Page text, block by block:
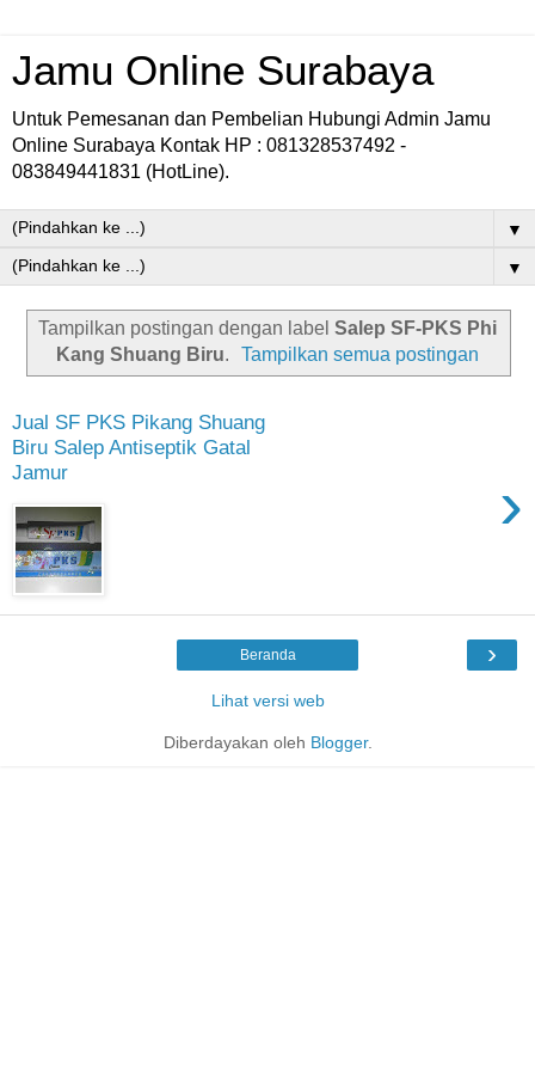
Jamu Online Surabaya
Untuk Pemesanan dan Pembelian Hubungi Admin Jamu
Online Surabaya Kontak HP : 081328537492 -
083849441831 (HotLine).
▼
▼
Tampilkan postingan dengan label Salep SF-PKS Phi
Kang Shuang Biru. Tampilkan semua postingan
Jual SF PKS Pikang Shuang
Biru Salep Antiseptik Gatal
Jamur
›
›
Beranda
Lihat versi web
Diberdayakan oleh Blogger.